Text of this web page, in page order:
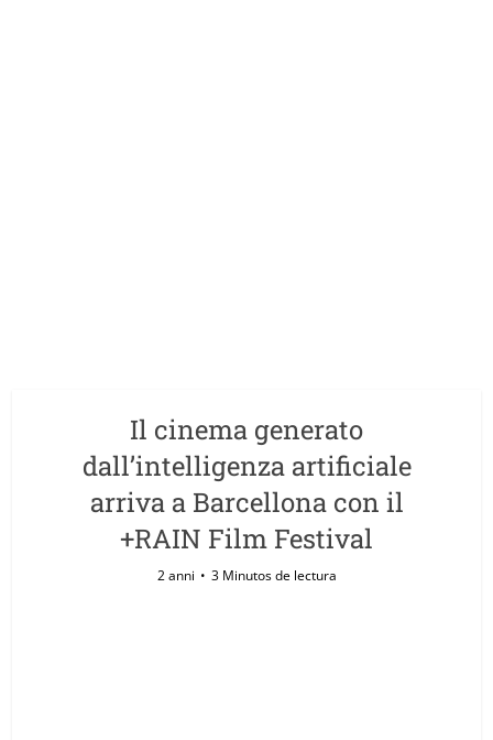
Il cinema generato
dall’intelligenza artificiale
arriva a Barcellona con il
+RAIN Film Festival
2 anni 3 Minutos de lectura